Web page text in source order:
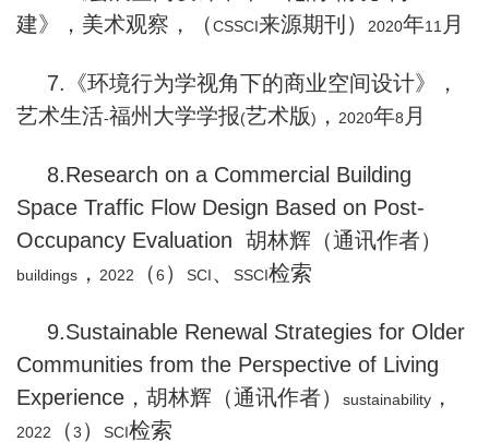
建》，美术观察，（CSSCI来源期刊） 2020年11 月
7. 《环境行为学视角下的商业空间设计》，
艺术生活-福州大学学报(艺术版) ， 2020年8 月
8.Research on a Commercial Building
Space Traffic Flow Design Based on Post-
Occupancy Evaluation 胡林辉（通讯作者）
buildings ， 2022 （6 ） SCI、 SSCI检索
9.Sustainable Renewal Strategies for Older
Communities from the Perspective of Living
Experience ，胡林辉（通讯作者） sustainability ，
2022 （3 ） SCI检索